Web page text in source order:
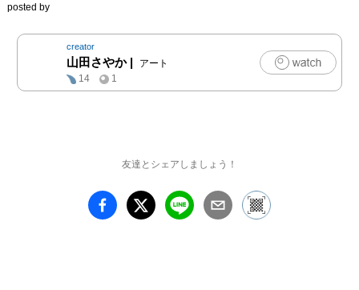
posted by
creator
山田さやか|
アート
14
1
友達とシェアしましょう！